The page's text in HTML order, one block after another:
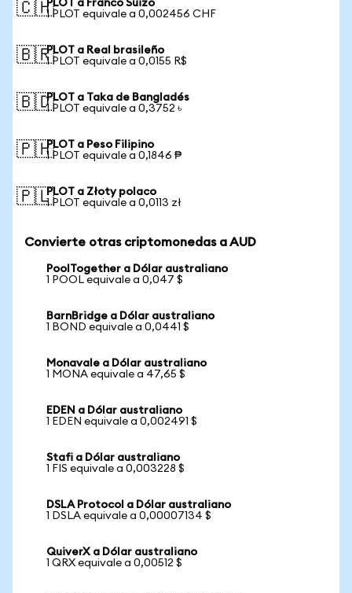
🇨🇭PLOT a Franco Suizo
1 PLOT equivale a 0,002456 CHF
🇧🇷PLOT a Real brasileño
1 PLOT equivale a 0,0155 R$
🇧🇩PLOT a Taka de Bangladés
1 PLOT equivale a 0,3752 ৳
🇵🇭PLOT a Peso Filipino
1 PLOT equivale a 0,1846 ₱
🇵🇱PLOT a Złoty polaco
1 PLOT equivale a 0,0113 zł
Convierte otras criptomonedas a AUD
PoolTogether a Dólar australiano
1 POOL equivale a 0,047 $
BarnBridge a Dólar australiano
1 BOND equivale a 0,0441 $
Monavale a Dólar australiano
1 MONA equivale a 47,65 $
EDEN a Dólar australiano
1 EDEN equivale a 0,002491 $
Stafi a Dólar australiano
1 FIS equivale a 0,003228 $
DSLA Protocol a Dólar australiano
1 DSLA equivale a 0,00007134 $
QuiverX a Dólar australiano
1 QRX equivale a 0,00512 $